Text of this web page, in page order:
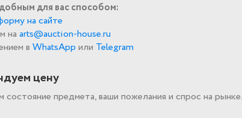
для вас способом:
на сайте
на arts@auction‑house.ru
в WhatsApp или Telegram
цену
состояние предмета, ваши пожелания и спрос на рынке.